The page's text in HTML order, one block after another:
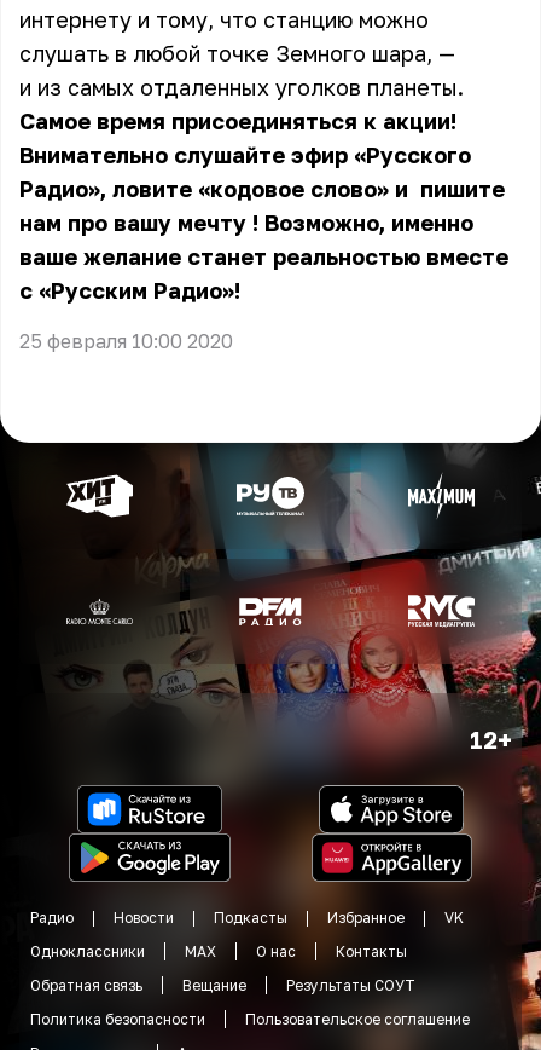
интернету и тому, что станцию можно
слушать в любой точке Земного шара, —
и из самых отдаленных уголков планеты.
Самое время присоединяться к акции!
Внимательно слушайте эфир «Русского
Радио», ловите «кодовое слово» и пишите
нам про вашу мечту ! Возможно, именно
ваше желание станет реальностью вместе
с «Русским Радио»!
25 февраля 10:00 2020
12+
Радио Новости Подкасты Избранное
VK
Одноклассники
MAX О нас
Контакты
Обратная связь
Вещание
Результаты СОУТ
Политика безопасности
Пользовательское соглашение